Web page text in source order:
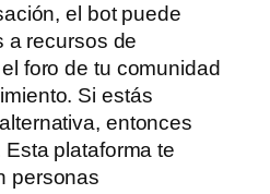
el bot puede
a recursos de
foro de tu comunidad
Si estás
entonces
plataforma te
personas